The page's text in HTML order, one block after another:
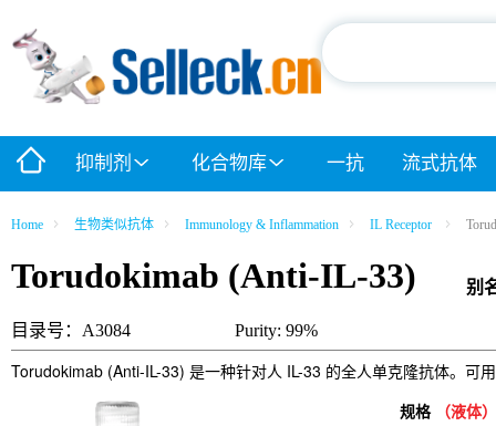
抑制剂 化合物库 一抗 流式抗体
Home 生物类似抗体 Immunology & Inflammation IL Receptor
Torudokimab (Anti-IL-33) 别
目录号：A3084 Purity: 99%
Torudokimab (Anti-IL-33) 是一种针对人 IL-33 的全人单克隆抗体。可
规格 （液体）